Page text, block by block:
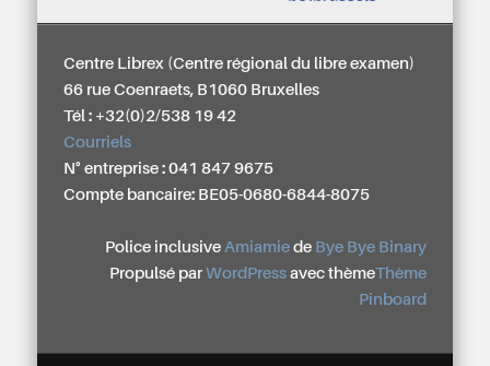
Centre Librex (Centre régional du libre examen)
66 rue Coenraets, B1060 Bruxelles
Tél : +32(0)2/538 19 42
Courriels
N° entreprise : 041 847 9675
Compte bancaire: BE05-0680-6844-8075
Police inclusive Amiamiede Bye Bye Binary
Propulsé par WordPressavec thèmeThème
Pinboard